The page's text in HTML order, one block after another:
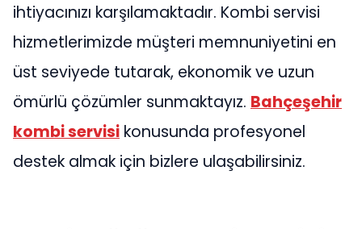
ihtiyacınızı karşılamaktadır. Kombi servisi
hizmetlerimizde müşteri memnuniyetini en
üst seviyede tutarak, ekonomik ve uzun
ömürlü çözümler sunmaktayız. Bahçeşehir
kombi servisi konusunda profesyonel
destek almak için bizlere ulaşabilirsiniz.